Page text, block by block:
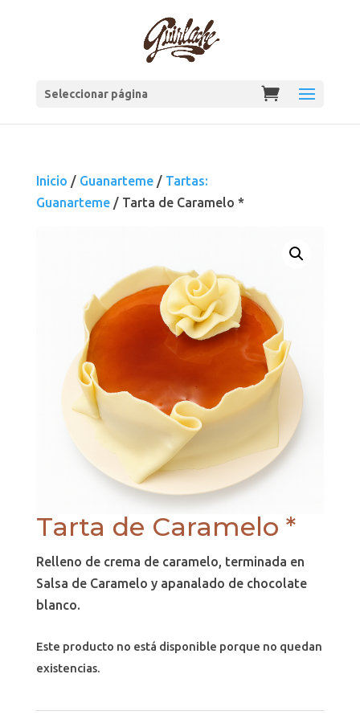
Seleccionar página
Inicio / Guanarteme/ Tartas:
Guanarteme/ Tarta de Caramelo *
Tarta de Caramelo *
Relleno de crema de caramelo, terminada en
Salsa de Caramelo y apanalado de chocolate
blanco.
Este producto no está disponible porque no quedan
existencias.